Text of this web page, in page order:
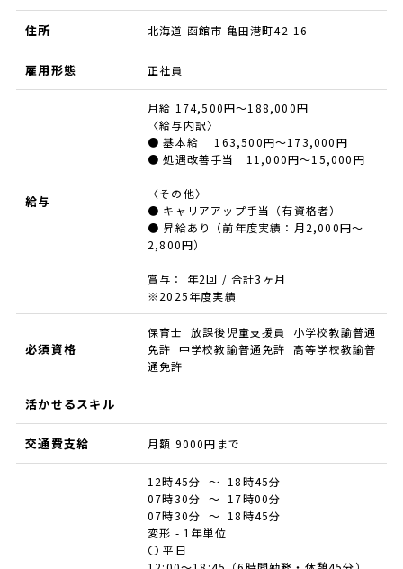
住所 北海道 函館市 亀田港町42-16
雇用形態 正社員
給与
月給 174,500円～188,000円
〈給与内訳〉
● 基本給 163,500円～173,000円
● 処遇改善手当 11,000円～15,000円
〈その他〉
● キャリアアップ手当（有資格者）
● 昇給あり（前年度実績：月2,000円～
2,800円）
賞与： 年2回 / 合計3ヶ月
※2025年度実績
必須資格
保育士 放課後児童支援員 小学校教諭普通
免許 中学校教諭普通免許 高等学校教諭普
通免許
活かせるスキル
交通費支給 月額 9000円まで
12時45分 ～ 18時45分
07時30分 ～ 17時00分
07時30分 ～ 18時45分
変形 - 1年単位
〇 平日